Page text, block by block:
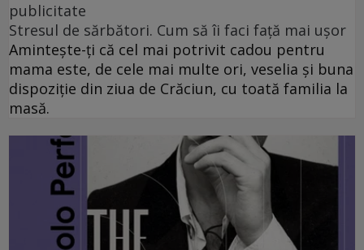
publicitate
Stresul de sărbători. Cum să îi faci față mai ușor
Amintește-ți că cel mai potrivit cadou pentru
mama este, de cele mai multe ori, veselia și buna
dispoziție din ziua de Crăciun, cu toată familia la
masă.